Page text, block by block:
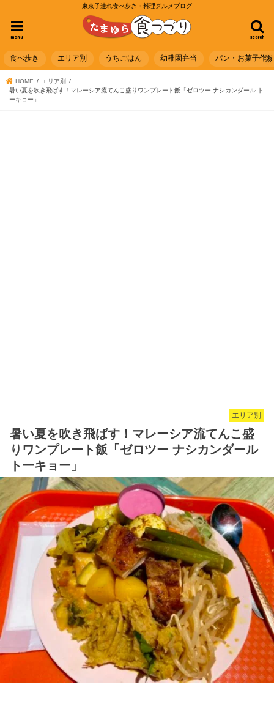
東京子連れ食べ歩き・料理グルメブログ
search
menu
食べ歩き エリア別 うちごはん 幼稚園弁当 パン・お菓子作り
HOME
エリア別
暑い夏を吹き飛ばす！マレーシア流てんこ盛りワンプレート飯「ゼロツー ナシカンダール ト
ーキョー」
エリア別
暑い夏を吹き飛ばす！マレーシア流てんこ盛
りワンプレート飯「ゼロツー ナシカンダール
トーキョー」